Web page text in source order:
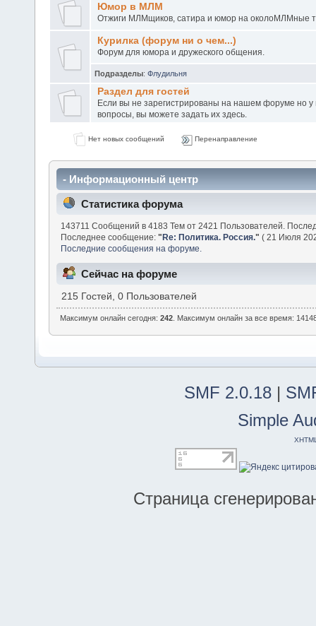
Юмор в МЛМ
Отжиги МЛМщиков, сатира и юмор на околоМЛМные
Курилка (форум ни о чем...)
Форум для юмора и дружеского общения.
Подразделы: Флудильня
Раздел для гостей
Если вы не зарегистрированы на нашем форуме но у
вопросы, вы можете задать их здесь.
Нет новых сообщений Перенаправление
- Информационный центр
Статистика форума
143711 Сообщений в 4183 Тем от 2421 Пользователей.
Последнее сообщение:"Re: Политика. Россия." ( 21 Июля
Последние сообщения на форуме.
Сейчас на форуме
215 Гостей, 0 Пользователей
Максимум онлайн сегодня:242 . Максимум онлайн за все время:
SMF 2.0.18 |
Simple
Страница